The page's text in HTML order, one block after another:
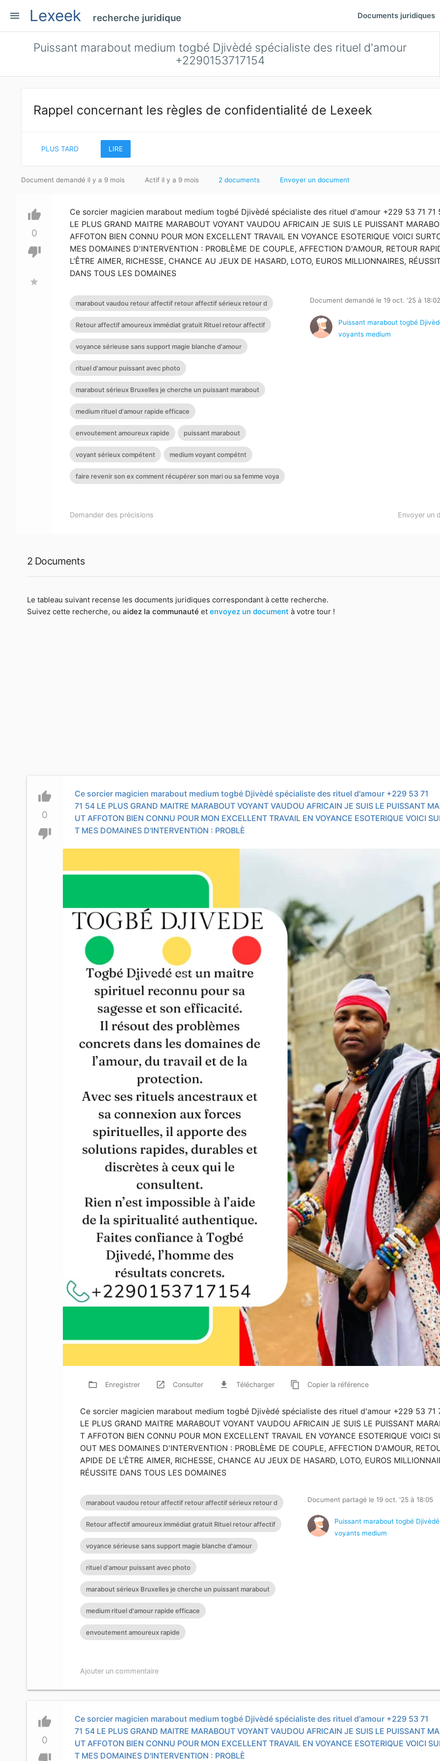
menu Lexeek recherche juridique Documents juridiques
Puissant marabout medium togbé Djivèdé spécialiste des rituel d'amour
+2290153717154
Rappel concernant les règles de confidentialité de Lexeek
PLUS TARD LIRE
Document demandé il y a 9 mois Actif il y a 9 mois 2 documents Envoyer un document
thumb_up
0
thumb_down
star
Ce sorcier magicien marabout medium togbé Djivèdé spécialiste des rituel d'amour +229 53 71 71
LE PLUS GRAND MAITRE MARABOUT VOYANT VAUDOU AFRICAIN JE SUIS LE PUISSANT
AFFOTON BIEN CONNU POUR MON EXCELLENT TRAVAIL EN VOYANCE ESOTERIQUE VOICI
MES DOMAINES D'INTERVENTION : PROBLÈME DE COUPLE, AFFECTION D'AMOUR, RETOUR
L’ÊTRE AIMER, RICHESSE, CHANCE AU JEUX DE HASARD, LOTO, EUROS MILLIONNAIRES,
DANS TOUS LES DOMAINES
marabout vaudou retour affectif retour affectif sérieux retour d
Retour affectif amoureux immédiat gratuit Rituel retour affectif
voyance sérieuse sans support magie blanche d'amour
rituel d'amour puissant avec photo
marabout sérieux Bruxelles je cherche un puissant marabout
medium rituel d'amour rapide efficace
envoutement amoureux rapide puissant marabout
voyant sérieux compétent medium voyant compétnt
faire revenir son ex comment récupérer son mari ou sa femme voya
Document demandé le 19 oct. '25 à 18:02
Puissant marabout togbé
voyants medium
Demander des précisions Envoyer un
2 Documents
Le tableau suivant recense les documents juridiques correspondant à cette recherche.
Suivez cette recherche, ou aidez la communauté et envoyez un document à votre tour !
thumb_up
0
thumb_down
Ce sorcier magicien marabout medium togbé Djivèdé spécialiste des rituel d'amour +229 53 71
71 54 LE PLUS GRAND MAITRE MARABOUT VOYANT VAUDOU AFRICAIN JE SUIS LE PUISSANT
UT AFFOTON BIEN CONNU POUR MON EXCELLENT TRAVAIL EN VOYANCE ESOTERIQUE VOICI
T MES DOMAINES D'INTERVENTION : PROBLÈ
folder_open Enregistrer launch Consulter file_download Télécharger content_copy Copierla référence
Ce sorcier magicien marabout medium togbé Djivèdé spécialiste des rituel d'amour +229 53 71
LE PLUS GRAND MAITRE MARABOUT VOYANT VAUDOU AFRICAIN JE SUIS LE PUISSANT
T AFFOTON BIEN CONNU POUR MON EXCELLENT TRAVAIL EN VOYANCE ESOTERIQUE VOICI
OUT MES DOMAINES D'INTERVENTION : PROBLÈME DE COUPLE, AFFECTION D'AMOUR,
APIDE DE L’ÊTRE AIMER, RICHESSE, CHANCE AU JEUX DE HASARD, LOTO, EUROS
RÉUSSITE DANS TOUS LES DOMAINES
marabout vaudou retour affectif retour affectif sérieux retour d
Retour affectif amoureux immédiat gratuit Rituel retour affectif
voyance sérieuse sans support magie blanche d'amour
rituel d'amour puissant avec photo
marabout sérieux Bruxelles je cherche un puissant marabout
medium rituel d'amour rapide efficace
envoutement amoureux rapide
Document partagé le 19 oct. '25 à 18:05
Puissant marabout togbé Djivèdé
voyants medium
Ajouter un commentaire
thumb_up
0
Ce sorcier magicien marabout medium togbé Djivèdé spécialiste des rituel d'amour +229 53 71
71 54 LE PLUS GRAND MAITRE MARABOUT VOYANT VAUDOU AFRICAIN JE SUIS LE PUISSANT
UT AFFOTON BIEN CONNU POUR MON EXCELLENT TRAVAIL EN VOYANCE ESOTERIQUE VOICI
T MES DOMAINES D'INTERVENTION : PROBLÈ